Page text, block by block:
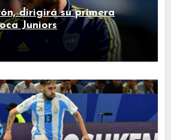
dirigirá su primera
Juniors